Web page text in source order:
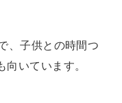
、子供との時間つ
いています。